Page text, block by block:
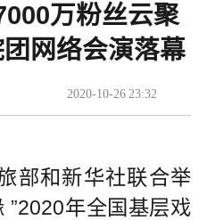
万粉丝云聚
网络会演落幕
2020-10-26 23:32
和新华社联合举
”2020年全国基层戏